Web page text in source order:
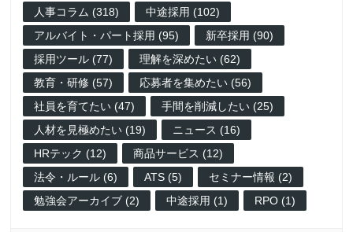
人事コラム (318)
中途採用 (102)
アルバイト・パート採用 (95)
新卒採用 (90)
採用ツール (77)
理解を深めたい (62)
教育・研修 (57)
応募者を集めたい (56)
社員を育てたい (47)
手間を削減したい (25)
人材を見極めたい (19)
ニュース (16)
HRテック (12)
商品サービス (12)
法令・ルール (6)
ATS (5)
セミナー情報 (2)
勉強会アーカイブ (2)
中途採用 (1) RPO (1)